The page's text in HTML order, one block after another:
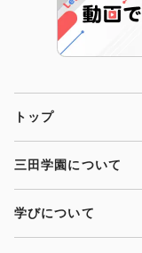
トップ
三田学園について
学びについて